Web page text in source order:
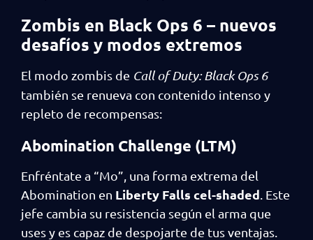
Zombis en Black Ops 6 – nuevos
desafíos y modos extremos
El modo zombis de Call of Duty: Black Ops 6
también se renueva con contenido intenso y
repleto de recompensas:
Abomination Challenge (LTM)
Enfréntate a “Mo”, una forma extrema del
Abomination en Liberty Falls cel-shaded . Este
jefe cambia su resistencia según el arma que
uses y es capaz de despojarte de tus ventajas.